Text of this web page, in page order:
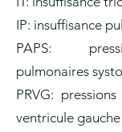
IP: insuffisance
PAPS:
pulmonaires
PRVG:
ventricule gauche